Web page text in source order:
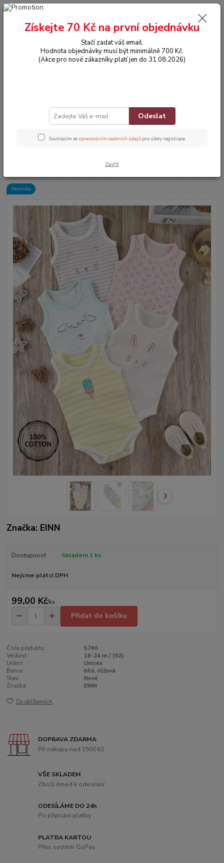
0,00 Kč
OBLEČENÍ
Dětské body bez rukávů (tílko) – 100% bavlna -
RŮŽOVÉ S PROUŽKEM - (18-24 m)
Dětské body bez rukávů (tílko) –
PROUŽKEM - (18-24 m)
Novinka
Značka: EINN
Dostupnost Skladem 1 ks
Nejsme plátci DPH
99,00 Kč/ks
Přidat do košíku
Číslo produktu:
5760
Velikost:
18-24 m / (92)
Určení:
Unisex
Barva:
bílá, růžová
Stav:
Nové
Značka:
EINN
Do oblíbených
DOPRAVA ZDARMA
Při nákupu nad 1500 Kč
VŠE SKLADEM
Zboží ihned k odeslání
ODESÍLÁME DO 24h
Po připsání platby
PLATBA KARTOU
Přes systém GoPay
Získejte 70 Kč na první objednávku
Stačí zadat váš email.
Hodnota objednávky musí být minimálně 700 Kč.
(Akce pro nové zákazníky platí jen do 31.08.2026)
Odeslat
Souhlasím se zpracováním osobních údajů pro účely registrace.
Zavřít